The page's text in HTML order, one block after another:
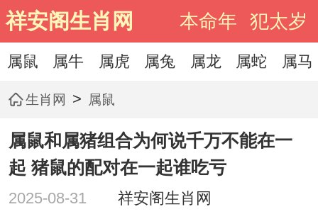
祥安阁生肖网 本命年 犯太岁
属鼠 属牛 属虎 属兔 属龙 属蛇 属马
生肖网 > 属鼠
属鼠和属猪组合为何说千万不能在一
起 猪鼠的配对在一起谁吃亏
2025-08-31 祥安阁生肖网